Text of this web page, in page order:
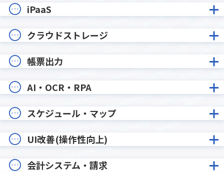
iPaaS
クラウドストレージ
帳票出力
AI・OCR・RPA
スケジュール・マップ
UI改善(操作性向上)
会計システム・請求